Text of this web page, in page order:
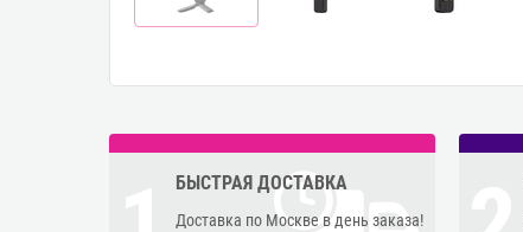
БЫСТРАЯ ДОСТАВКА
Доставка по Москве в день заказа!